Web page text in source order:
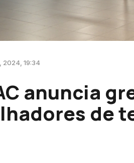
2024, 19:34
anuncia
de